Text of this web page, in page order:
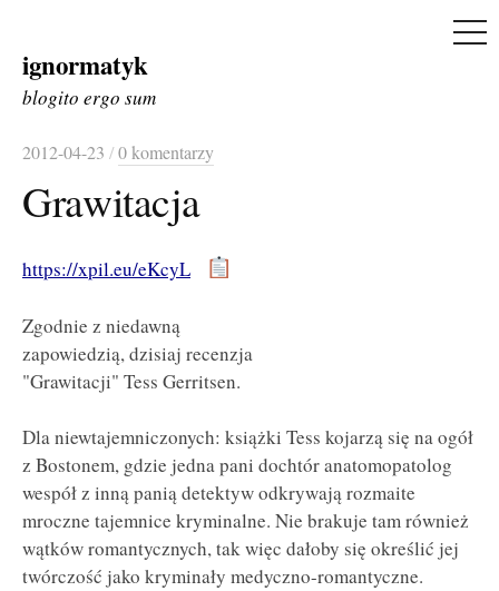
Skip
to
ignormatyk
blogito ergo sum
2012-04-23 /0 komentarzy
Grawitacja
https://xpil.eu/eKcyL
Zgodnie z niedawną
zapowiedzią, dzisiaj recenzja
"Grawitacji" Tess Gerritsen.
Dla niewtajemniczonych: książki Tess kojarzą się na ogół
z Bostonem, gdzie jedna pani dochtór anatomopatolog
wespół z inną panią detektyw odkrywają rozmaite
mroczne tajemnice kryminalne. Nie brakuje tam również
wątków romantycznych, tak więc dałoby się określić jej
twórczość jako kryminały medyczno-romantyczne.